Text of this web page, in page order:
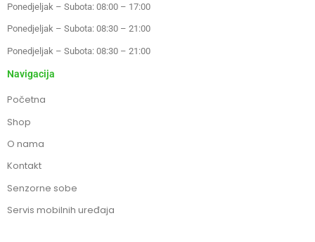
Ponedjeljak – Subota: 08:00 – 17:00
Ponedjeljak – Subota: 08:30 – 21:00
Ponedjeljak – Subota: 08:30 – 21:00
Navigacija
Početna
Shop
O nama
Kontakt
Senzorne sobe
Servis mobilnih uređaja